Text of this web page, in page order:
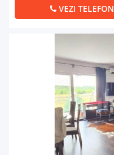
VEZI TELEFON